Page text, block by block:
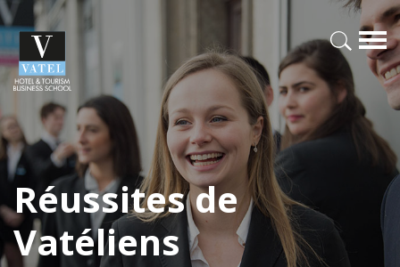
Réussites de
Vatéliens